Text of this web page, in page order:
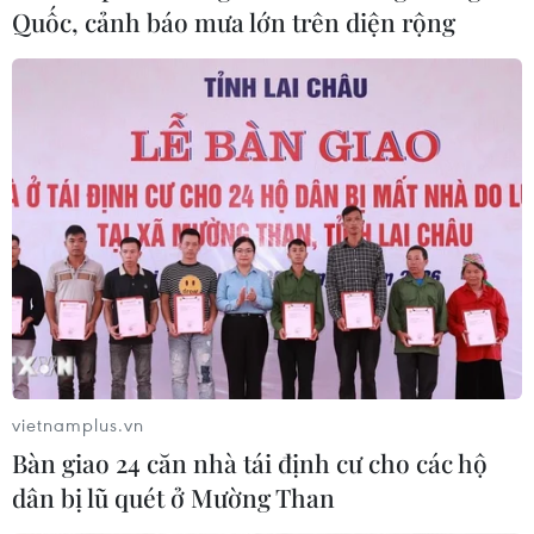
suất nếu lạm phát không sớm hạ
nhiệt
Sản lượng vàng của Trung Quốc
giảm trong nửa đầu năm 2026
06/08/2026 03:41
Kim ngạch xuất khẩu vượt mốc 100
tỷ USD, Hàn Quốc lập kỷ lục thặng
dư vãng lai
06/08/2026 03:34
Moody’s cảnh báo hạ tầng điện hạn
Quốc, cảnh báo mưa lớn trên diện rộng
vietnamplus.vn
Bàn giao 24 căn nhà tái định cư cho các hộ
dân bị lũ quét ở Mường Than